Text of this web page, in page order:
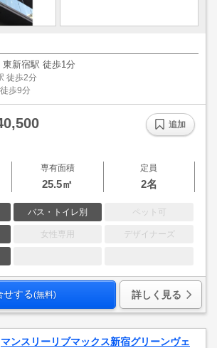
新宿駅 徒歩1分
徒歩2分
歩9分
専有面積
25.5㎡
定員
2名
バス・トイレ別 ペット可
女性専用 デザイナーズ
追加
せする(無料) 詳しく見る
マンスリーリブマックス新宿グリーンヴェ